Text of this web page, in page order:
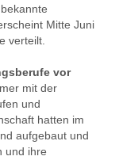
Mitte Juni
verteilt.
vor
mit der
und
hatten im
aufgebaut und
und ihre